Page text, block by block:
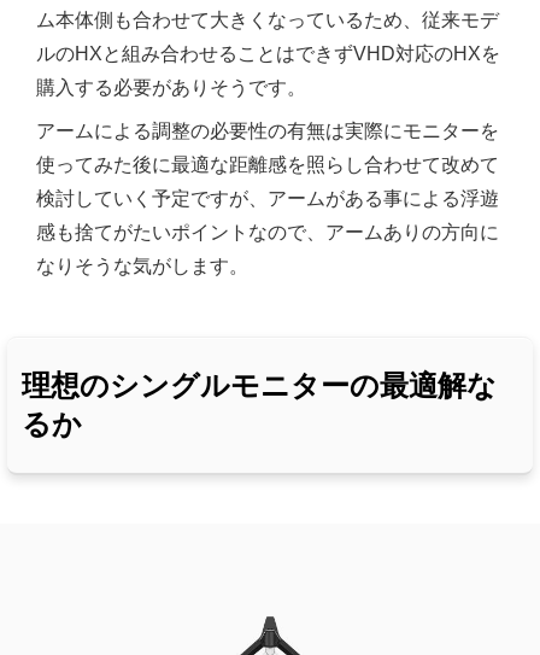
ム本体側も合わせて大きくなっているため、従来モデ
ルのHXと組み合わせることはできずVHD対応のHXを
購入する必要がありそうです。
アームによる調整の必要性の有無は実際にモニターを
使ってみた後に最適な距離感を照らし合わせて改めて
検討していく予定ですが、アームがある事による浮遊
感も捨てがたいポイントなので、アームありの方向に
なりそうな気がします。
理想のシングルモニターの最適解な
るか